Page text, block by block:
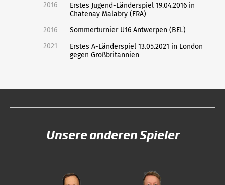
2016
Erstes Jugend-Länderspiel 19.04.2016 in
Chatenay Malabry (FRA)
2016
Sommerturnier U16 Antwerpen (BEL)
2021
Erstes A-Länderspiel 13.05.2021 in London
gegen Großbritannien
Unsere anderen Spieler